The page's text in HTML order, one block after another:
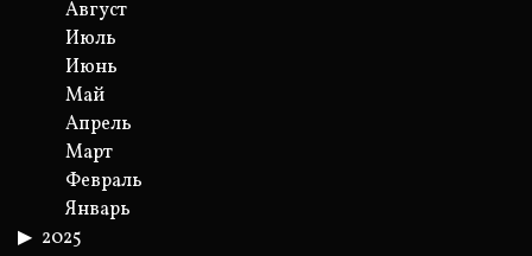
Август
Июль
Июнь
Май
Апрель
Март
Февраль
Январь
2025